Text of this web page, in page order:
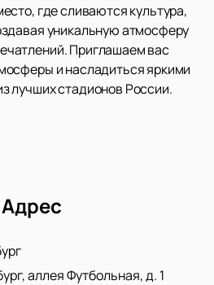
где сливаются культура,
уникальную атмосферу
Приглашаем вас
и насладиться яркими
лучших стадионов России.
Адрес
аллея Футбольная, д. 1